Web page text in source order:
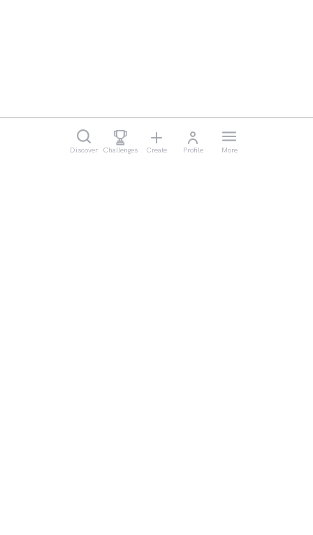
Discover Challenges Create Profile More